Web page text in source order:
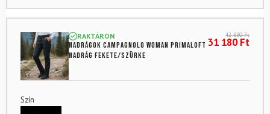
RAKTÁRON
Nadrágok CAMPAGNOLO Woman PrimaLoft
nadrág fekete/szürke
42 880Ft
31 180Ft
Szín